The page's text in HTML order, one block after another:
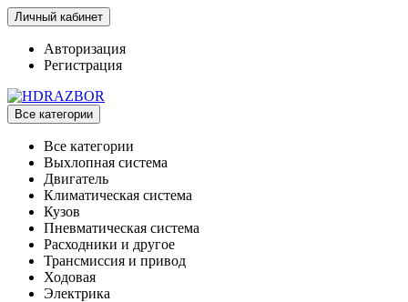
Личный кабинет
Авторизация
Регистрация
Все категории
Все категории
Выхлопная система
Двигатель
Климатическая система
Кузов
Пневматическая система
Расходники и другое
Трансмиссия и привод
Ходовая
Электрика